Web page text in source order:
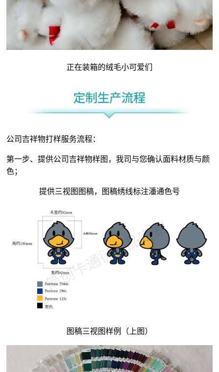
正在装箱的绒毛小可爱们
公司吉祥物打样服务流程：
第一步、提供公司吉祥物样图，我司与您确认面料材质与颜
色；
提供三视图图稿，图稿绣线标注潘通色号
图稿三视图样例（上图）